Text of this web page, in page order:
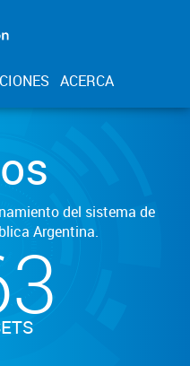
ACERCA
del sistema de
Argentina.